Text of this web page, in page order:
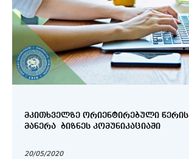
ᲛᲙᲘᲗᲮᲕᲔᲚᲖᲔ ᲝᲠᲘᲔᲜᲢᲘᲠᲔᲑᲣᲚᲘ ᲬᲔᲠᲘᲡ
ᲛᲐᲜᲔᲠᲐ ᲑᲘᲖᲜᲔᲡ ᲙᲝᲛᲣᲜᲘᲙᲐᲪᲘᲐᲨᲘ
20/05/2020